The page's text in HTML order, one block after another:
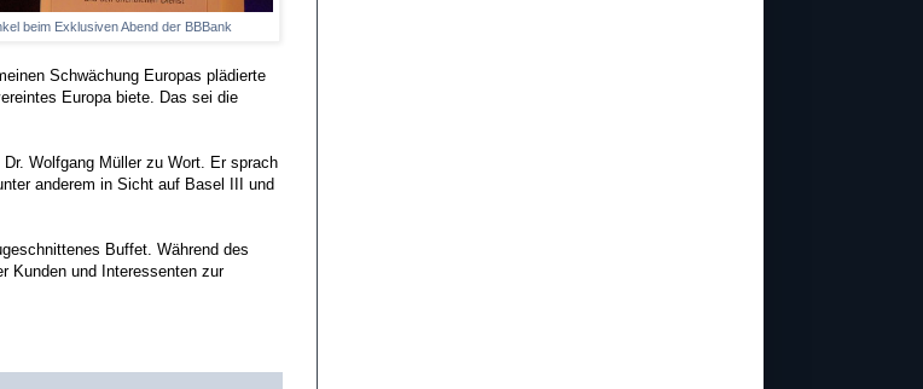
beim Exklusiven Abend der BBBank
Schwächung Europas plädierte
Europa biete. Das sei die
Wolfgang Müller zu Wort. Er sprach
anderem in Sicht auf Basel III und
Buffet. Während des
Kunden und Interessenten zur